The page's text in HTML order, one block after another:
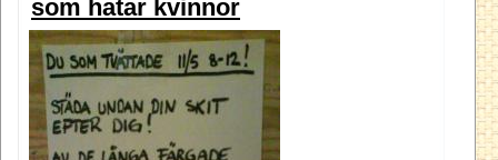
som hatar kvinnor